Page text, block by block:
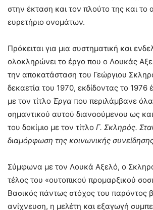
στην έκταση και τον πλούτο της και το
ευρετήριο ονομάτων.
Πρόκειται για μια συστηματική και
ολοκληρώνει το έργο που ο Λουκάς
την αποκατάσταση του Γεώργιου
δεκαετία του 1970, εκδίδοντας το
με τον τίτλο Έργα που περιλάμβανε
σημαντικού αυτού διανοούμενου ως
του δοκίμιο με τον τίτλο Γ. Σκληρός.
διαμόρφωση της κοινωνικής
Σύμφωνα με τον Λουκά Αξελό, ο
τέλος του «ουτοπικού προμαρξικού
Βασικός πάντως στόχος του παρόντος
ανίχνευση, η μελέτη και εξαγωγή